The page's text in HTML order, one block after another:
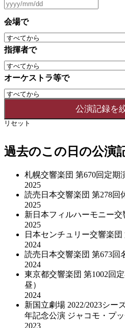
会場で
指揮者で
オーケストラ等で
リセット
過去のこの日の公演
札幌交響楽団 第670回定期
2025
読売日本交響楽団 第278回
2025
新日本フィルハーモニー
2025
日本センチュリー交響楽団
2024
読売日本交響楽団 第673回
2024
東京都交響楽団 第1002回
昼）
2024
新国立劇場 2022/2023シ
年記念公演 ジャコモ・プ
2023